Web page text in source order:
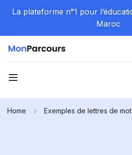
La plateforme n°1 pour
Maroc
Home Exemples de lettres de